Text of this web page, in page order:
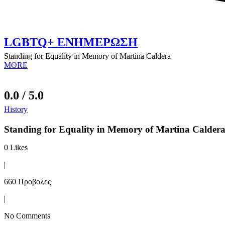
LGBTQ+ ΕΝΗΜΕΡΩΣΗ
Standing for Equality in Memory of Martina Caldera
MORE
0.0 / 5.0
History
Standing for Equality in Memory of Martina Caldera
0 Likes
|
660 Προβολες
|
No Comments